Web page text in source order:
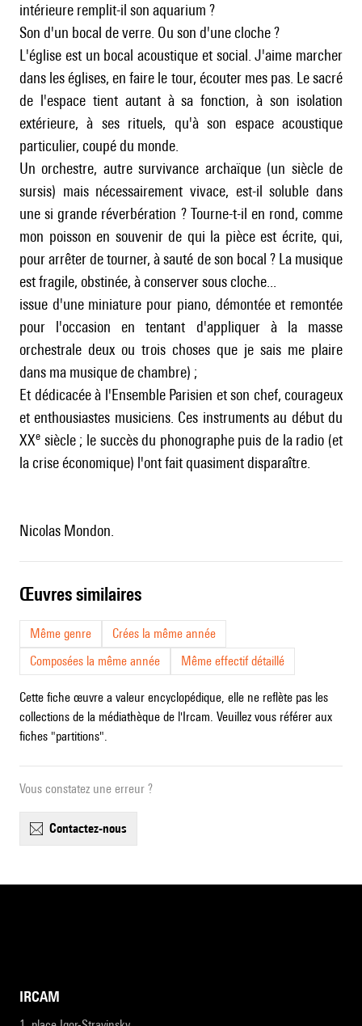
intérieure remplit-il son aquarium ?
Son d'un bocal de verre. Ou son d'une cloche ?
L'église est un bocal acoustique et social. J'aime marcher
dans les églises, en faire le tour, écouter mes pas. Le sacré
de l'espace tient autant à sa fonction, à son isolation
extérieure, à ses rituels, qu'à son espace acoustique
particulier, coupé du monde.
Un orchestre, autre survivance archaïque (un siècle de
sursis) mais nécessairement vivace, est-il soluble dans
une si grande réverbération ? Tourne-t-il en rond, comme
mon poisson en souvenir de qui la pièce est écrite, qui,
pour arrêter de tourner, à sauté de son bocal ? La musique
est fragile, obstinée, à conserver sous cloche...
issue d'une miniature pour piano, démontée et remontée
pour l'occasion en tentant d'appliquer à la masse
orchestrale deux ou trois choses que je sais me plaire
dans ma musique de chambre) ;
Et dédicacée à l'Ensemble Parisien et son chef, courageux
et enthousiastes musiciens. Ces instruments au début du
XXe siècle ; le succès du phonographe puis de la radio (et
la crise économique) l'ont fait quasiment disparaître.
Nicolas Mondon.
œuvres similaires
Même genre
Crées la même année
Composées la même année
Même effectif détaillé
Cette fiche œuvre a valeur encyclopédique, elle ne reflète pas les
collections de la médiathèque de l'Ircam. Veuillez vous référer aux
fiches "partitions".
Vous constatez une erreur ?
contactez-nous
IRCAM